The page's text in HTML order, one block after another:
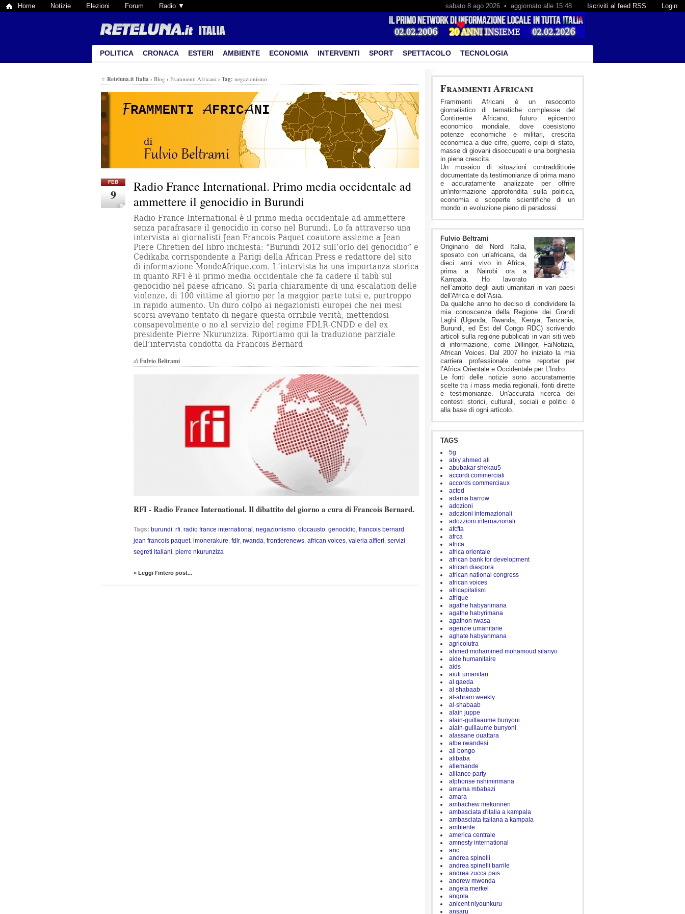
Home Notizie Elezioni Forum Radio ▼ Login
Iscriviti al feed RSS
sabato 8 ago 2026 • aggiornato alle 15:48
POLITICA CRONACA ESTERI AMBIENTE ECONOMIA INTERVENTI SPORT SPETTACOLO TECNOLOGIA
Frammenti Africani
Frammenti Africani è un resoconto
giornalistico di tematiche complesse del
Continente Africano, futuro epicentro
economico mondiale, dove coesistono
potenze economiche e militari, crescita
economica a due cifre, guerre, colpi di stato,
masse di giovani disoccupati e una borghesia
in piena crescita.
Un mosaico di situazioni contraddittorie
documentate da testimonianze di prima mano
e accuratamente analizzate per offrire
un'informazione approfondita sulla politica,
economia e scoperte scientifiche di un
mondo in evoluzione pieno di paradossi.
Fulvio Beltrami
Originario del Nord Italia,
sposato con un'africana, da
dieci anni vivo in Africa,
prima a Nairobi ora a
Kampala. Ho lavorato
nell’ambito degli aiuti umanitari in vari paesi
dell'Africa e dell'Asia.
Da qualche anno ho deciso di condividere la
mia conoscenza della Regione dei Grandi
Laghi (Uganda, Rwanda, Kenya, Tanzania,
Burundi, ed Est del Congo RDC) scrivendo
articoli sulla regione pubblicati in vari siti web
di informazione, come Dillinger, FaiNotizia,
African Voices. Dal 2007 ho iniziato la mia
carriera professionale come reporter per
l’Africa Orientale e Occidentale per L’Indro.
Le fonti delle notizie sono accuratamente
scelte tra i mass media regionali, fonti dirette
e testimonianze. Un'accurata ricerca dei
contesti storici, culturali, sociali e politici è
alla base di ogni articolo.
TAGS
5g
abiy ahmed ali
abubakar shekau5
accordi commerciali
accords commerciaux
acted
adama barrow
adozioni
adozioni internazionali
adozzioni internazionali
afcfta
afrca
africa
africa orientale
african bank for development
african diaspora
african national congress
african voices
africapitalism
afrique
agathe habyarimana
agathe habyrimana
agathon rwasa
agenzie umanitarie
aghate habyarimana
agricolutra
ahmed mohammed mohamoud silanyo
aide humanitaire
aids
aiuti umanitari
al qaeda
al shabaab
al-ahram weekly
al-shabaab
alain juppe
alain-guillaaume bunyoni
alain-guillaume bunyoni
alassane ouattara
albe rwandesi
ali bongo
alibaba
allemande
alliance party
alphonse nshimirimana
amama mbabazi
amara
ambachew mekonnen
ambasciata d'italia a kampala
ambasciata italiana a kampala
ambiente
america centrale
amnesty international
anc
andrea spinelli
andrea spinelli barrile
andrea zucca pais
andrew mwenda
angela merkel
angola
anicent niyounkuru
ansaru
Reteluna.it Italia › Blog › Frammenti Africani › Tag: negazionismo
FEB
9
Radio France International. Primo media occidentale ad
ammettere il genocidio in Burundi
Radio France International è il primo media occidentale ad ammettere
senza parafrasare il genocidio in corso nel Burundi. Lo fa attraverso una
intervista ai giornalisti Jean Francois Paquet coautore assieme a Jean
Piere Chretien del libro inchiesta: “Burundi 2012 sull’orlo del genocidio” e
Cedikaba corrispondente a Parigi della African Press e redattore del sito
di informazione MondeAfrique.com. L’intervista ha una importanza storica
in quanto RFI è il primo media occidentale che fa cadere il tabù sul
genocidio nel paese africano. Si parla chiaramente di una escalation delle
violenze, di 100 vittime al giorno per la maggior parte tutsi e, purtroppo
in rapido aumento. Un duro colpo ai negazionisti europei che nei mesi
scorsi avevano tentato di negare questa orribile verità, mettendosi
consapevolmente o no al servizio del regime FDLR-CNDD e del ex
presidente Pierre Nkurunziza. Riportiamo qui la traduzione parziale
dell’intervista condotta da Francois Bernard
diFulvio Beltrami
RFI - Radio France International. Il dibattito del giorno a cura di Francois Bernard.
Tags: burundi rfi radio france international negazionismo olocausto genocidio francois bernard
jean francois paquet. imonerakure fdlr, rwanda frontierenews african voices valeria alfieri servizi
segreti italiani pierre nkurunziza
» Leggi l'intero post...